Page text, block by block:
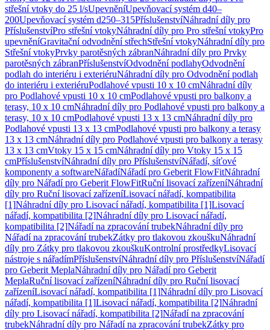
střešní vtoky do 25 l/sUpevněníUpevňovací systém d40–
200Upevňovací systém d250–315PříslušenstvíNáhradní díly pro
PříslušenstvíPro střešní vtokyNáhradní díly pro Pro střešní vtokyPro
upevněníGravitační odvodnění střechStřešní vtokyNáhradní díly pro
Střešní vtokyPrvky parotěsných zábranNáhradní díly pro Prvky
parotěsných zábranPříslušenstvíOdvodnění podlahyOdvodnění
podlah do interiéru i exteriéruNáhradní díly pro Odvodnění podlah
do interiéru i exteriéruPodlahové vpusti 10 x 10 cmNáhradní díly
pro Podlahové vpusti 10 x 10 cmPodlahové vpusti pro balkony a
terasy, 10 x 10 cmNáhradní díly pro Podlahové vpusti pro balkony a
terasy, 10 x 10 cmPodlahové vpusti 13 x 13 cmNáhradní díly pro
Podlahové vpusti 13 x 13 cmPodlahové vpusti pro balkony a terasy
13 x 13 cmNáhradní díly pro Podlahové vpusti pro balkony a terasy
13 x 13 cmVtoky 15 x 15 cmNáhradní díly pro Vtoky 15 x 15
cmPříslušenstvíNáhradní díly pro PříslušenstvíNářadí, síťové
komponenty a softwareNářadíNářadí pro Geberit FlowFitNáhradní
díly pro Nářadí pro Geberit FlowFitRuční lisovací zařízeníNáhradní
díly pro Ruční lisovací zařízeníLisovací nářadí, kompatibilita
[1]Náhradní díly pro Lisovací nářadí, kompatibilita [1]Lisovací
nářadí, kompatibilita [2]Náhradní díly pro Lisovací nářadí,
kompatibilita [2]Nářadí na zpracování trubekNáhradní díly pro
Nářadí na zpracování trubekZátky pro tlakovou zkouškuNáhradní
díly pro Zátky pro tlakovou zkouškuKontrolní prostředkyLisovací
nástroje s nářadímPříslušenstvíNáhradní díly pro PříslušenstvíNářadí
pro Geberit MeplaNáhradní díly pro Nářadí pro Geberit
MeplaRuční lisovací zařízeníNáhradní díly pro Ruční lisovací
zařízeníLisovací nářadí, kompatibilita [1]Náhradní díly pro Lisovací
nářadí, kompatibilita [1]Lisovací nářadí, kompatibilita [2]Náhradní
díly pro Lisovací nářadí, kompatibilita [2]Nářadí na zpracování
trubekNáhradní díly pro Nářadí na zpracování trubekZátky pro